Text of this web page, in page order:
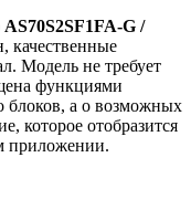
AS70S2SF1FA-G /
качественные
Модель не требует
функциями
блоков, а о возможных
которое отобразится
приложении.